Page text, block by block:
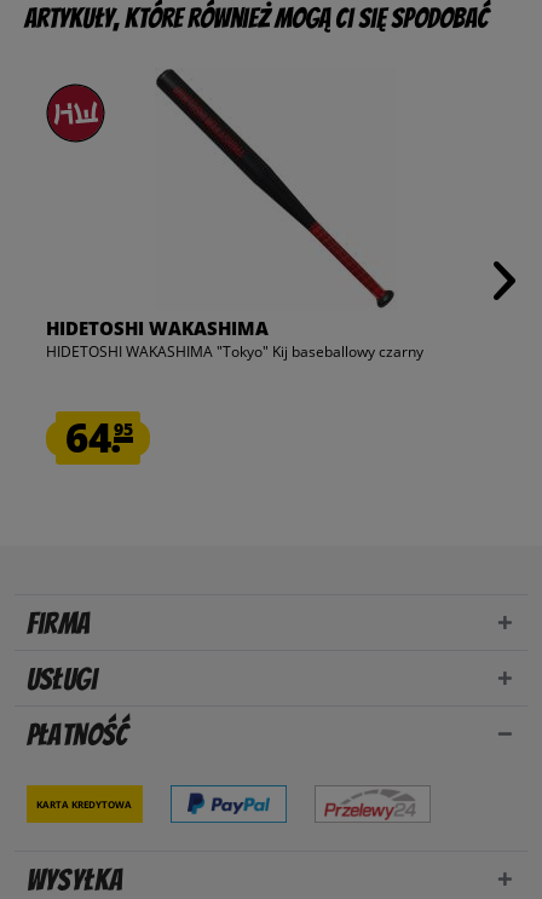
Artykuły, które również mogą Ci się spodobać
HIDETOSHI WAKASHIMA
HIDETOSHI WAKASHIMA "Tokyo" Kij baseballowy czarny
64.95
Firma
Usługi
Płatność
Karta kredytowa
Wysyłka